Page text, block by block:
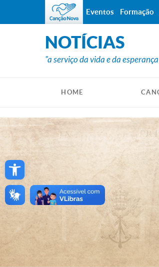
Open toolbar
NOTÍCIAS
"a serviço da vida e da
HOME
Eventos Formação